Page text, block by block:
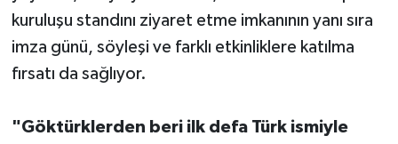
kuruluşu standını ziyaret etme imkanının yanı sıra
imza günü, söyleşi ve farklı etkinliklere katılma
fırsatı da sağlıyor.
"Göktürklerden beri ilk defa Türk ismiyle